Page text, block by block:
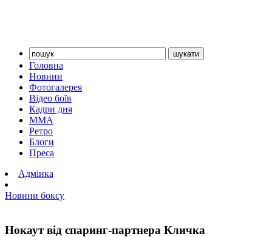
Головна
Новини
Фотогалерея
Відео боїв
Кадри дня
ММА
Ретро
Блоги
Преса
Адмінка
Новини боксу
Нокаут від спаринг-партнера Кличка